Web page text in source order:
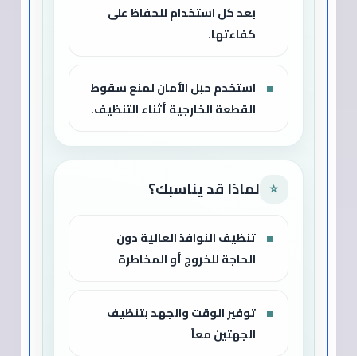
بعد كل استخدام للحفاظ على
كفاءتها.
استخدم حبل الأمان لمنع سقوط
القطعة الخارجية أثناء التنظيف.
⭐ لماذا قد يناسبك؟
تنظيف النوافذ العالية دون
الحاجة للخروج أو المخاطرة
توفير الوقت والجهد بتنظيف
الجهتين معاً